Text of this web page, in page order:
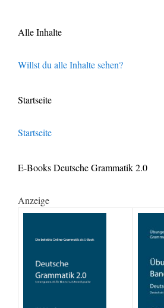
Alle Inhalte
Willst du alle Inhalte sehen?
Startseite
Startseite
E-Books Deutsche Grammatik 2.0
Anzeige